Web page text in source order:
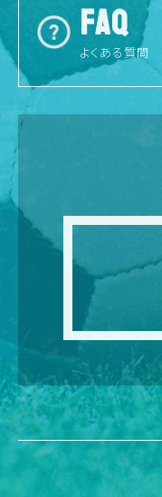
FAQ
よくある質問